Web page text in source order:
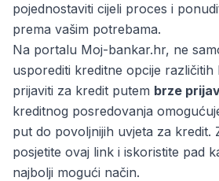
pojednostaviti cijeli proces i
prema vašim potrebama.
Na portalu Moj-bankar.hr, ne
usporediti kreditne opcije različitih
prijaviti za kredit putem brze
kreditnog posredovanja
put do povoljnijih uvjeta za kredit.
posjetite ovaj link i iskoristite pad
najbolji mogući način.